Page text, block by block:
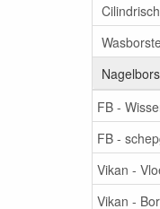
FB -
FB -
Vikan -
Vikan -